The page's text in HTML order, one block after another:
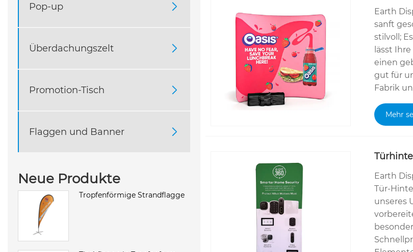
Pop-up 
Überdachungszelt 
Promotion-Tisch 
Flaggen und Banner 
Neue Produkte
Tropfenförmige Strandflagge
Earth
sanft
stilvoll;
lässt
einen
gut für
Fabrik
Mehr
Earth
Tür-
unseres